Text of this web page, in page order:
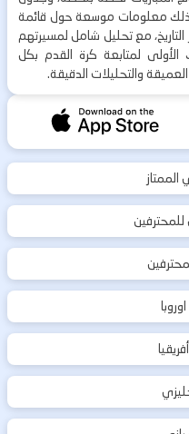
معلومات موسعة حول قائمة
التاريخ، مع تحليل شامل لمسيرتهم
لمتابعة كرة القدم بكل
العميقة والتحليلات الدقيقة.
الممتاز